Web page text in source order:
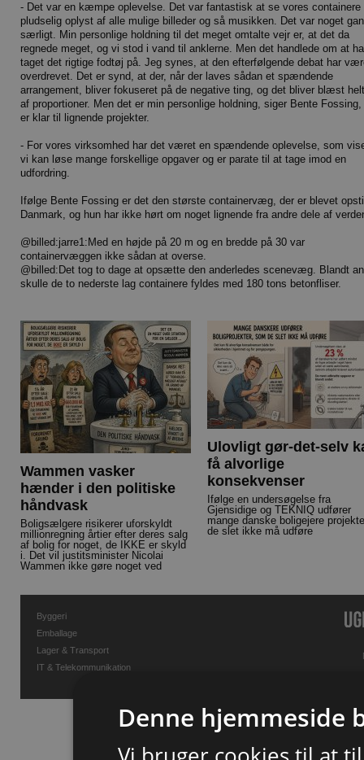
- Det var en kæmpe oplevelse. Det var fantastisk at se vores containere
pludselig oplyst af alle mulige billeder og så musikken. Det var noget
særligt. Min personlige holdning til det meget omtalte vejr er, at det da
regnede meget, og vi stod i vand til anklerne. Men det handlede om at
taget det rigtige fodtøj på. Jeg synes, at den efterfølgende debat har
overdrevet. Det er synd, at der, når der laves sådan et spændende
arrangement, bliver fokuseret på de negative ting, og det bliver blæst
af proportioner. Men det er min personlige holdning, siger Bente
er klar til lignende projekter.
- For vores virksomhed har det været en spændende oplevelse, som
vi kan løse mange forskellige opgaver og er parate til at tage imod en
udfordring.
Ifølge Bente Fossing er det den største containervæg, der er blevet
Danmark, og hun har ikke hørt om noget lignende fra andre dele af
@billed:jarre1:Med en højde på 20 m og en bredde på 30 var
containervæggen ikke sådan at overse.
@billed:Det tog to dage at opsætte den anderledes scenevæg. Blandt
skulle de to nederste lag containere fyldes med 180 tons betonfliser.
Wammen vasker
hænder i den politiske
håndvask
Boligsælgere risikerer uforskyldt
millionregning årtier efter deres salg
af bolig for noget, de IKKE er skyld
i. Det vil justitsminister Nicolai
Wammen ikke gøre noget ved
Ulovligt gør-det-selv
få alvorlige
konsekvenser
Ifølge en undersøgelse fra
Gjensidige og TEKNIQ udfører
mange danske boligejere
de slet ikke må udføre
Byggeri
Emballage
Lager & Transport
IT & Telekommunikation
Denne hjemmeside